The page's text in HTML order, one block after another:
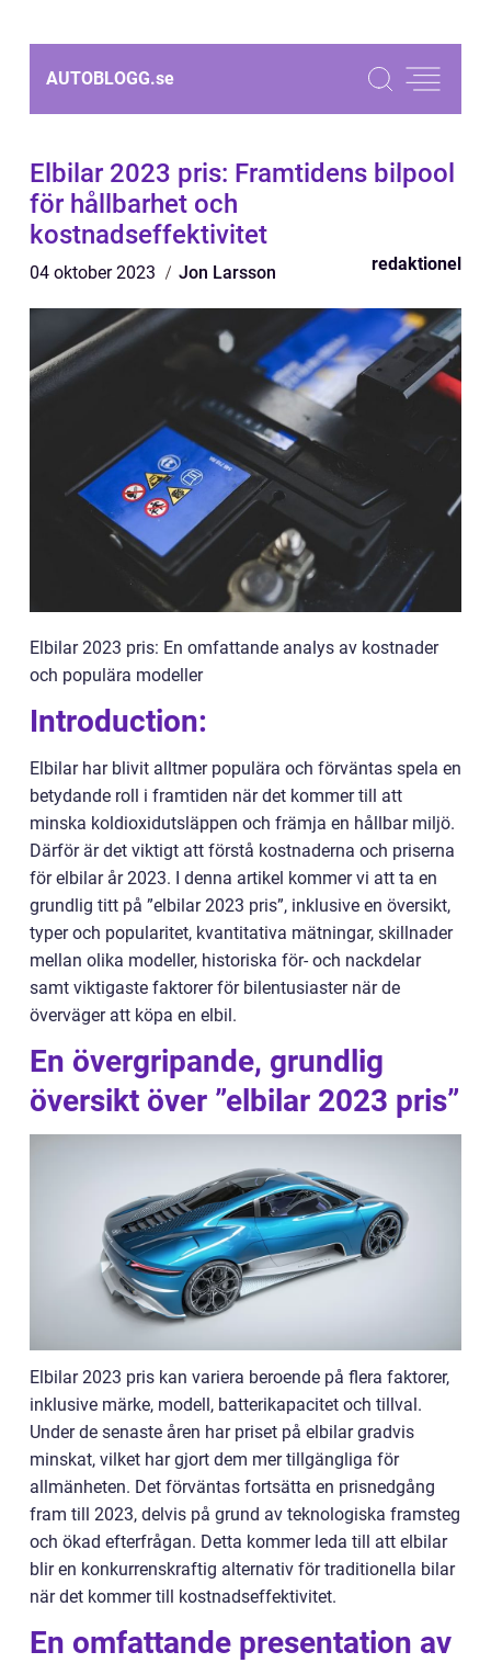
AUTOBLOGG.se
Elbilar 2023 pris: Framtidens bilpool
för hållbarhet och
kostnadseffektivitet
04 oktober 2023 Jon Larsson redaktionel
Elbilar 2023 pris: En omfattande analys av kostnader
och populära modeller
Introduction:
Elbilar har blivit alltmer populära och förväntas spela en
betydande roll i framtiden när det kommer till att
minska koldioxidutsläppen och främja en hållbar miljö.
Därför är det viktigt att förstå kostnaderna och priserna
för elbilar år 2023. I denna artikel kommer vi att ta en
grundlig titt på ”elbilar 2023 pris”, inklusive en översikt,
typer och popularitet, kvantitativa mätningar, skillnader
mellan olika modeller, historiska för- och nackdelar
samt viktigaste faktorer för bilentusiaster när de
överväger att köpa en elbil.
En övergripande, grundlig
översikt över ”elbilar 2023 pris”
Elbilar 2023 pris kan variera beroende på flera faktorer,
inklusive märke, modell, batterikapacitet och tillval.
Under de senaste åren har priset på elbilar gradvis
minskat, vilket har gjort dem mer tillgängliga för
allmänheten. Det förväntas fortsätta en prisnedgång
fram till 2023, delvis på grund av teknologiska framsteg
och ökad efterfrågan. Detta kommer leda till att elbilar
blir en konkurrenskraftig alternativ för traditionella bilar
när det kommer till kostnadseffektivitet.
En omfattande presentation av